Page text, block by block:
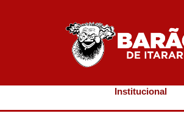
Institucional